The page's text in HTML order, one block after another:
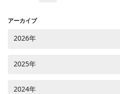
アーカイブ
2026年
2025年
2024年